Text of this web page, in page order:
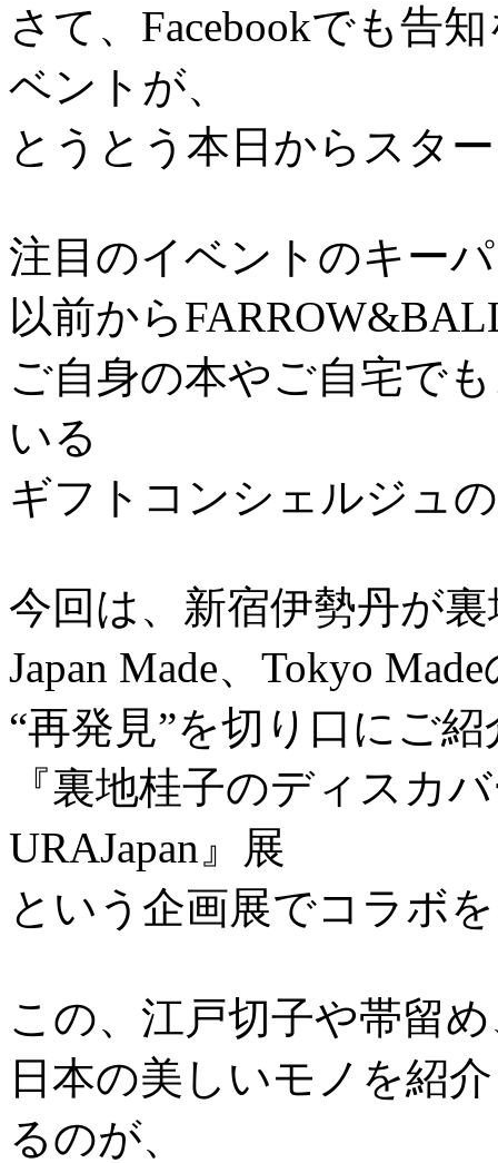
さて、Facebookでも告
ベントが、
とうとう本日からスタ
注目のイベントのキー
以前から
ご自身の本やご自宅で
いる
ギフトコンシェルジュ
今回は、新宿伊勢丹が
Japan Made、Tokyo
“再発見”を切り口にご
『裏地桂子のディスカ
URAJapan』展
という企画展でコラボ
この、江戸切子や帯留
日本の美しいモノを紹
るのが、